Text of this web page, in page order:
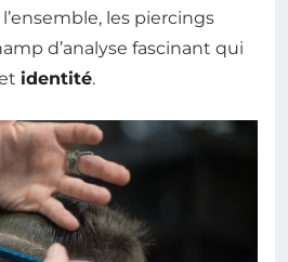
l’ensemble, les piercings
d’analyse fascinant qui
identité.